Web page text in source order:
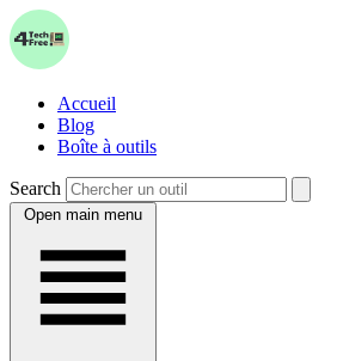
Accueil
Blog
Boîte à outils
Search
Open main menu